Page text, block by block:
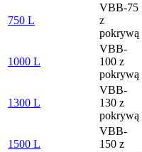
750 L
VBB-75
z
pokrywą
1000 L
VBB-
100 z
pokrywą
1300 L
VBB-
130 z
pokrywą
1500 L
VBB-
150 z